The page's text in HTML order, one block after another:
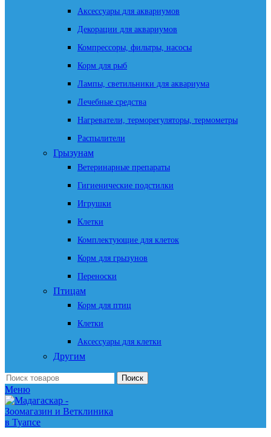
Аксессуары для аквариумов
Декорации для аквариумов
Компрессоры, фильтры, насосы
Корм для рыб
Лампы, светильники для аквариума
Лечебные средства
Нагреватели, терморегуляторы, термометры
Распылители
Грызунам
Ветеринарные препараты
Гигиенические подстилки
Игрушки
Клетки
Комплектующие для клеток
Корм для грызунов
Переноски
Птицам
Корм для птиц
Клетки
Аксессуары для клетки
Другим
Поиск
Меню